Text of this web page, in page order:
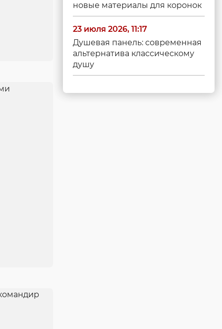
новые материалы для коронок
23 июля 2026, 11:17
Душевая панель: современная
альтернатива классическому
душу